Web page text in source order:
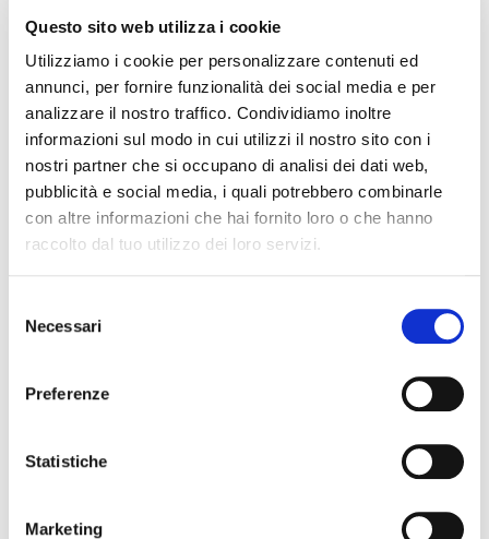
Questo sito web utilizza i cookie
Utilizziamo i cookie per personalizzare contenuti ed
annunci, per fornire funzionalità dei social media e per
analizzare il nostro traffico. Condividiamo inoltre
informazioni sul modo in cui utilizzi il nostro sito con i
nostri partner che si occupano di analisi dei dati web,
pubblicità e social media, i quali potrebbero combinarle
con altre informazioni che hai fornito loro o che hanno
raccolto dal tuo utilizzo dei loro servizi.
Necessari
Preferenze
Statistiche
Marketing
DETTAGLI DEL PRODOTTO
Prodotti della stessa Categoria
Acido Muriatico 1lt